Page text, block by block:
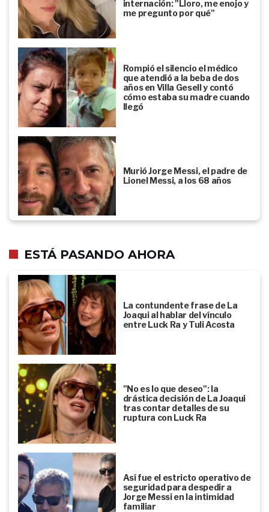
internación: "Lloro, me enojo y
me pregunto por qué"
Rompió el silencio el médico
que atendió a la beba de dos
años en Villa Gesell y contó
cómo estaba su madre cuando
llegó
Murió Jorge Messi, el padre de
Lionel Messi, a los 68 años
ESTÁ PASANDO AHORA
La contundente frase de La
Joaqui al hablar del vínculo
entre Luck Ra y Tuli Acosta
"No es lo que deseo": la
drástica decisión de La Joaqui
tras contar detalles de su
ruptura con Luck Ra
Así fue el estricto operativo de
seguridad para despedir a
Jorge Messi en la intimidad
familiar